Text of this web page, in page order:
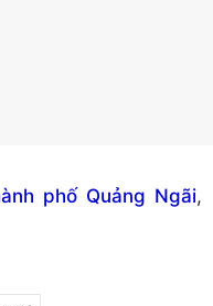
phố Quảng Ngãi,